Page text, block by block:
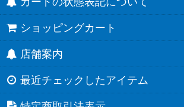
ショッピングカート
店舗案内
最近チェックしたアイテム